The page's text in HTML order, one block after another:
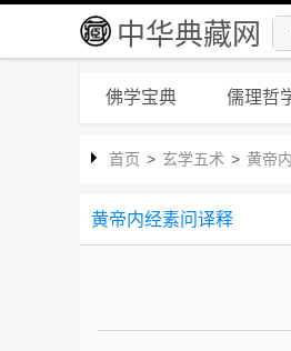
中华典藏网
佛学宝典 儒理哲
首页 > 玄学五术 > 黄帝
黄帝内经素问译释